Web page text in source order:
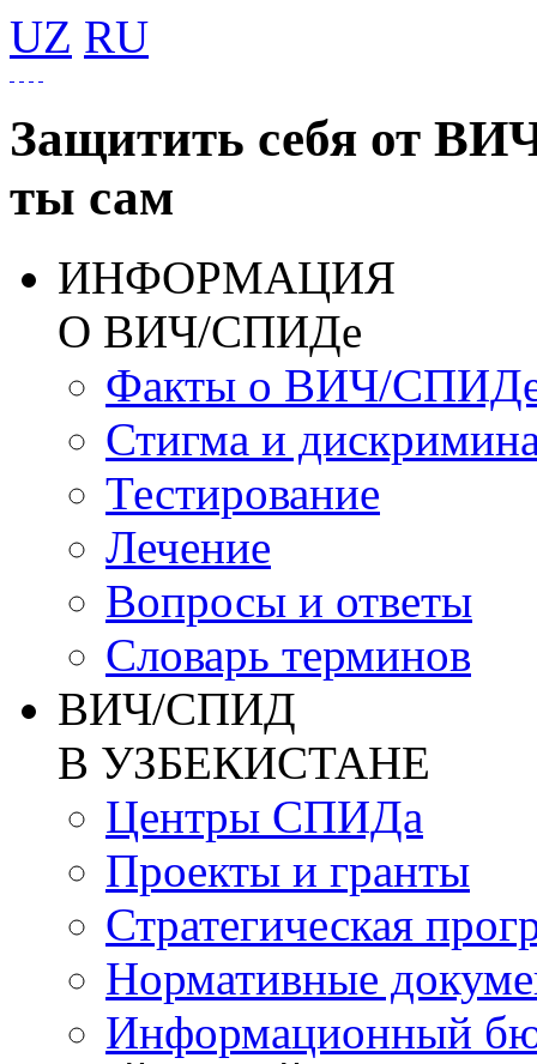
UZ RU
Защитить себя от
ты сам
ИНФОРМАЦИЯ
О ВИЧ/СПИДе
Факты о ВИЧ/
Стигма и
Тестирование
Лечение
Вопросы и ответы
Словарь терминов
ВИЧ/СПИД
В УЗБЕКИСТАНЕ
Центры СПИДа
Проекты и гранты
Стратегическая
Нормативные
Информационный